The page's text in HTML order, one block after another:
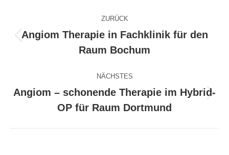
Kommentarnavigation
ZURÜCK
Beitrag:
Angiom Therapie in Fachklinik für den
Raum Bochum
NÄCHSTES
Beitrag:
Angiom – schonende Therapie im Hybrid-
OP für Raum Dortmund